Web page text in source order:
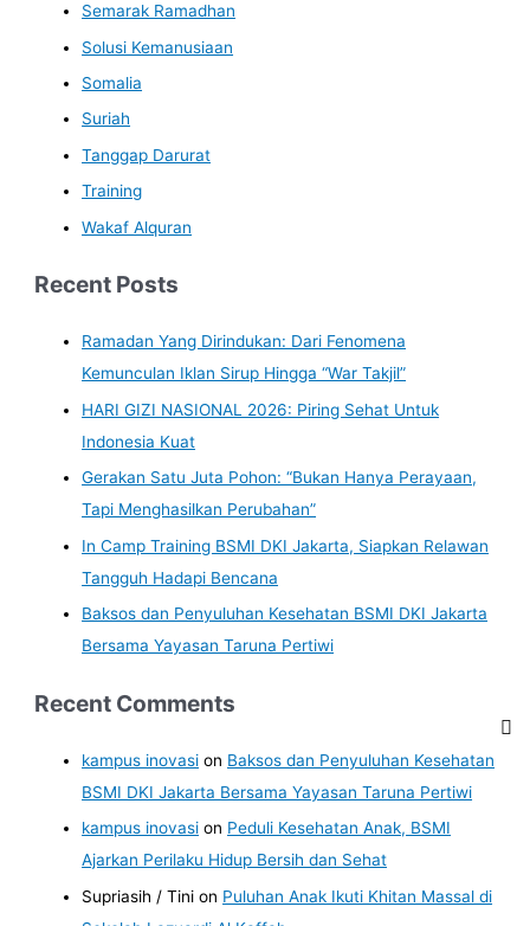
Semarak Ramadhan
Solusi Kemanusiaan
Somalia
Suriah
Tanggap Darurat
Training
Wakaf Alquran
Recent Posts
Ramadan Yang Dirindukan: Dari Fenomena
Kemunculan Iklan Sirup Hingga “War Takjil”
HARI GIZI NASIONAL 2026: Piring Sehat Untuk
Indonesia Kuat
Gerakan Satu Juta Pohon: “Bukan Hanya Perayaan,
Tapi Menghasilkan Perubahan”
In Camp Training BSMI DKI Jakarta, Siapkan Relawan
Tangguh Hadapi Bencana
Baksos dan Penyuluhan Kesehatan BSMI DKI Jakarta
Bersama Yayasan Taruna Pertiwi
Recent Comments
kampus inovasi on Baksos dan Penyuluhan Kesehatan
BSMI DKI Jakarta Bersama Yayasan Taruna Pertiwi
kampus inovasi on Peduli Kesehatan Anak, BSMI
Ajarkan Perilaku Hidup Bersih dan Sehat
Supriasih / Tini on Puluhan Anak Ikuti Khitan Massal di